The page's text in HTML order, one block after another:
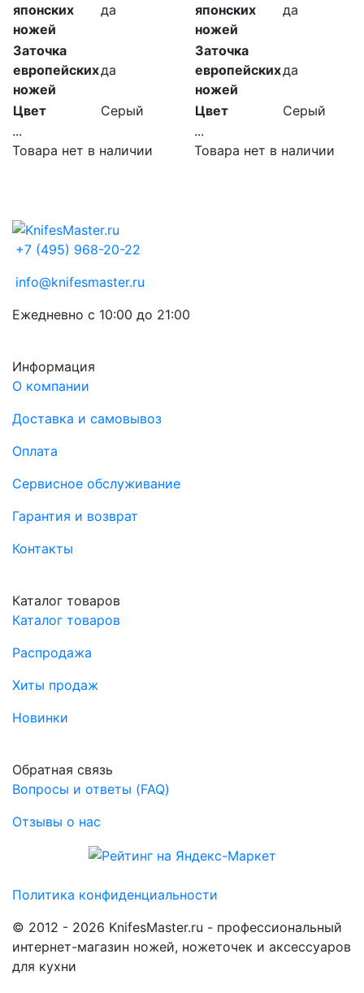
японских
ножей
да
Заточка
европейских
ножей
да
Цвет
Серый
...
Товара нет в наличии
японских
ножей
да
Заточка
европейских
ножей
да
Цвет
Серый
...
Товара нет в наличии
+7 (495) 968-20-22
info@knifesmaster.ru
Ежедневно с 10:00 до 21:00
Информация
О компании
Доставка и самовывоз
Оплата
Сервисное обслуживание
Гарантия и возврат
Контакты
Каталог товаров
Каталог товаров
Распродажа
Хиты продаж
Новинки
Обратная связь
Вопросы и ответы (FAQ)
Отзывы о нас
Политика конфиденциальности
© 2012 - 2026 KnifesMaster.ru - профессиональный
интернет-магазин ножей, ножеточек и аксессуаров
для кухни